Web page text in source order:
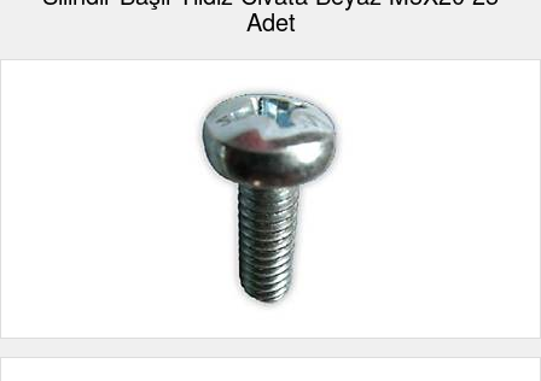
Adet